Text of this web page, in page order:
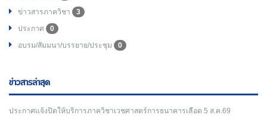
ข่าวสารภาควิชา
3
ประกาศ
0
อบรม/สัมมนา/บรรยาย/ประชุม
0
ข่าวสารล่าสุด
ประกาศแจ้งปิดให้บริการภาควิชาเวชศาสตร์การธนาคารเลือด 5 ส.ค.69